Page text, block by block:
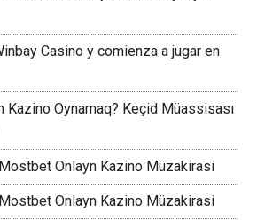
Casino y comienza a jugar en
Kazino Oynamaq? Keçid Müassisası
Onlayn Kazino Müzakirasi
Onlayn Kazino Müzakirasi